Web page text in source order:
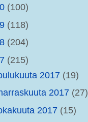
(100)
(118)
(204)
(215)
2017 (19)
2017 (27)
2017 (15)